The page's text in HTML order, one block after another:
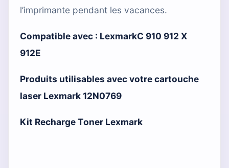
l’imprimante pendant les vacances.
Compatible avec : LexmarkC 910 912 X
912E
Produits utilisables avec votre cartouche
laser Lexmark 12N0769
Kit Recharge Toner Lexmark